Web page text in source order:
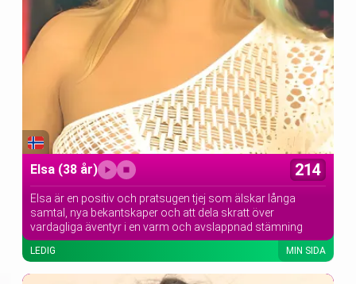
Elsa (38 år) 214
Elsa är en positiv och pratsugen tjej som älskar långa
samtal, nya bekantskaper och att dela skratt över
vardagliga äventyr i en varm och avslappnad stämning
LEDIG MIN SIDA